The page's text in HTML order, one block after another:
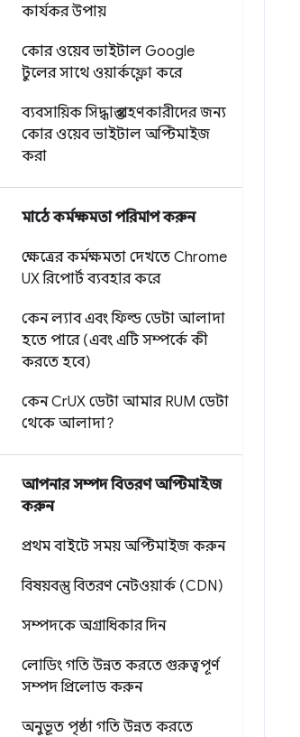
কার্যকর উপায়
কোর ওয়েব ভাইটাল Google
টুলের সাথে ওয়ার্কফ্লো করে
ব্যবসায়িক সিদ্ধান্ত গ্রহণকারীদের জন্য
কোর ওয়েব ভাইটাল অপ্টিমাইজ
করা
মাঠে কর্মক্ষমতা পরিমাপ করুন
ক্ষেত্রের কর্মক্ষমতা দেখতে Chrome
UX রিপোর্ট ব্যবহার করে
কেন ল্যাব এবং ফিল্ড ডেটা আলাদা
হতে পারে (এবং এটি সম্পর্কে কী
করতে হবে)
কেন CrUX ডেটা আমার RUM ডেটা
থেকে আলাদা?
আপনার সম্পদ বিতরণ অপ্টিমাইজ
করুন
প্রথম বাইটে সময় অপ্টিমাইজ করুন
বিষয়বস্তু বিতরণ নেটওয়ার্ক (CDN)
সম্পদকে অগ্রাধিকার দিন
লোডিং গতি উন্নত করতে গুরুত্বপূর্ণ
সম্পদ প্রিলোড করুন
অনুভূত পৃষ্ঠা গতি উন্নত করতে